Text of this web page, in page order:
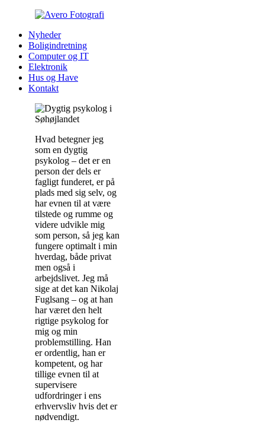
Nyheder
Boligindretning
Computer og IT
Elektronik
Hus og Have
Kontakt
Hvad betegner jeg
som en dygtig
psykolog – det er en
person der dels er
fagligt funderet, er på
plads med sig selv, og
har evnen til at være
tilstede og rumme og
videre udvikle mig
som person, så jeg kan
fungere optimalt i min
hverdag, både privat
men også i
arbejdslivet. Jeg må
sige at det kan Nikolaj
Fuglsang – og at han
har været den helt
rigtige psykolog for
mig og min
problemstilling. Han
er ordentlig, han er
kompetent, og har
tillige evnen til at
supervisere
udfordringer i ens
erhvervsliv hvis det er
nødvendigt.